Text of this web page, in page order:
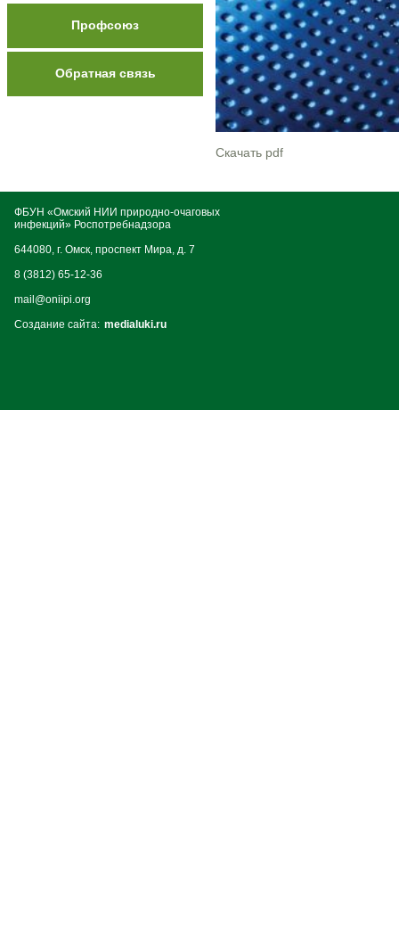
Профсоюз
Обратная связь
Скачать pdf
ФБУН «Омский НИИ природно-очаговых
инфекций» Роспотребнадзора
644080, г. Омск, проспект Мира, д. 7
8 (3812) 65-12-36
mail@oniipi.org
Создание сайта: medialuki.ru